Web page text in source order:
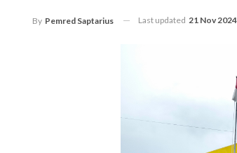
By Pemred Saptarius Last updated 21 Nov 2024